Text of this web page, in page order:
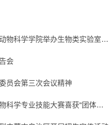
物科学学院举办生物类实验室…
会
员会第三次会议精神
科学专业技能大赛喜获“团体…